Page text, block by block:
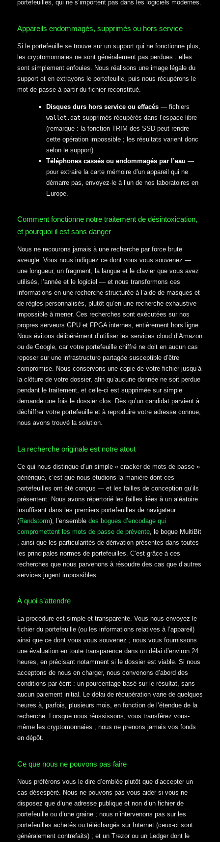
portefeuilles, qui ne s’importent pas dans les logiciels modernes.
Appareils endommagés, supprimés ou hors service
Si le portefeuille se trouve sur un support qui ne fonctionne plus,
les cryptomonnaies ne sont généralement pas perdues : elles
sont simplement enfouies. Nous réalisons une image légale du
support et en extrayons le portefeuille, puis nous récupérons le
mot de passe à partir du fichier reconstitué.
Disques durs hors service ou effacés— fichiers
wallet.dat supprimés récupérés dans l’espace libre
(remarque : la fonction TRIM des SSD peut rendre
cette opération impossible ; les résultats varient donc
selon le support).
Téléphones cassés ou endommagés par l’eau —
pour extraire la carte mémoire d’un appareil qui ne
démarre pas, envoyez-le à l’un de nos laboratoires en
Europe.
Comment fonctionne notre traitement de désintoxication,
et pourquoi il est sans danger
Nous ne recourons jamais à une recherche par force brute
aveugle. Vous nous indiquez ce dont vous vous souvenez —
une longueur, un fragment, la langue et le clavier que vous avez
utilisés, l’année et le logiciel — et nous transformons ces
informations en une recherche structurée à l’aide de masques et
de règles personnalisés, plutôt qu’en une recherche exhaustive
impossible à mener. Ces recherches sont exécutées sur nos
propres serveurs GPU et FPGA internes, entièrement hors ligne.
Nous évitons délibérément d’utiliser les services cloud d’Amazon
ou de Google, car votre portefeuille chiffré ne doit en aucun cas
reposer sur une infrastructure partagée susceptible d’être
compromise. Nous conservons une copie de votre fichier jusqu’à
la clôture de votre dossier, afin qu’aucune donnée ne soit perdue
pendant le traitement, et celle-ci est supprimée sur simple
demande une fois le dossier clos. Dès qu’un candidat parvient à
déchiffrer votre portefeuille et à reproduire votre adresse connue,
nous avons trouvé la solution.
La recherche originale est notre atout
Ce qui nous distingue d’un simple « cracker de mots de passe »
générique, c’est que nous étudions la manière dont ces
portefeuilles ont été conçus — et les failles de conception qu’ils
présentent. Nous avons répertorié les failles liées à un aléatoire
insuffisant dans les premiers portefeuilles de navigateur
(Randstorm), l’ensemble des bogues d’encodage qui
compromettent les mots de passe de prévente , le bogue MultiBit
, ainsi que les particularités de dérivation présentes dans toutes
les principales normes de portefeuilles. C’est grâce à ces
recherches que nous parvenons à résoudre des cas que d’autres
services jugent impossibles.
À quoi s’attendre
La procédure est simple et transparente. Vous nous envoyez le
fichier du portefeuille (ou les informations relatives à l’appareil)
ainsi que ce dont vous vous souvenez ; nous vous fournissons
une évaluation en toute transparence dans un délai d’environ 24
heures, en précisant notamment si le dossier est viable. Si nous
acceptons de nous en charger, nous convenons d’abord des
conditions par écrit : un pourcentage basé sur le résultat, sans
aucun paiement initial. Le délai de récupération varie de quelques
heures à, parfois, plusieurs mois, en fonction de l’étendue de la
recherche. Lorsque nous réussissons, vous transférez vous-
même les cryptomonnaies ; nous ne prenons jamais vos fonds
en dépôt.
Ce que nous ne pouvons pas faire
Nous préférons vous le dire d’emblée plutôt que d’accepter un
cas désespéré. Nous ne pouvons pas vous aider si vous ne
disposez que d’une adresse publique et non d’un fichier de
portefeuille ou d’une graine ; nous n’intervenons pas sur les
portefeuilles achetés ou téléchargés sur Internet (ceux-ci sont
généralement contrefaits) ; et un Trezor ou un Ledger dont le